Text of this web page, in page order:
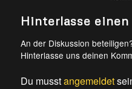
Hinterlasse einen
An der Diskussion
Hinterlasse uns deinen
Du musstangemeldet